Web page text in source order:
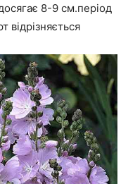
8-9 см.період
відрізняється